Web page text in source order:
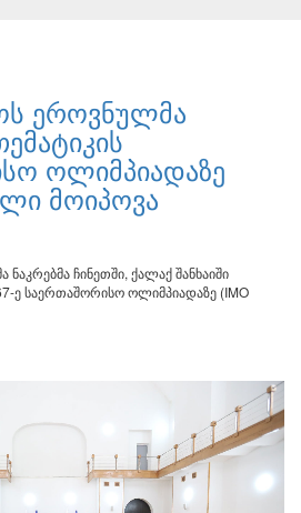
ეროვნულმა
ოლიმპიადაზე
მოიპოვა
ჩინეთში, ქალაქ შანხაიში
ე საერთაშორისო ოლიმპიადაზე (IMO